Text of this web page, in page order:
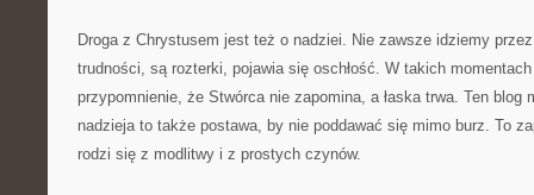
Droga z Chrystusem jest też o nadziei. Nie zawsze idziemy
trudności, są rozterki, pojawia się oschłość. W takich
przypomnienie, że Stwórca nie zapomina, a łaska trwa. Ten blog
nadzieja to także postawa, by nie poddawać się mimo burz. To
rodzi się z modlitwy i z prostych czynów.